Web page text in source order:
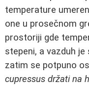
temperature
one u prosečnom
prostoriji gde
stepeni, a vazduh
zatim se potpuno
cupressus držati na